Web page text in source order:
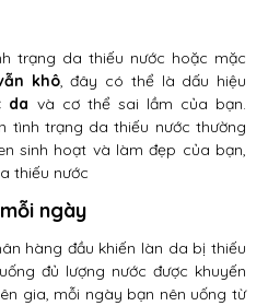
trạng da thiếu nước hoặc mặc
khô, đây có thể là dấu hiệu
da và cơ thể sai lầm của bạn.
tình trạng da thiếu nước thường
sinh hoạt và làm đẹp của bạn,
thiếu nước
ngày
hàng đầu khiến làn da bị thiếu
đủ lượng nước được khuyến
gia, mỗi ngày bạn nên uống từ